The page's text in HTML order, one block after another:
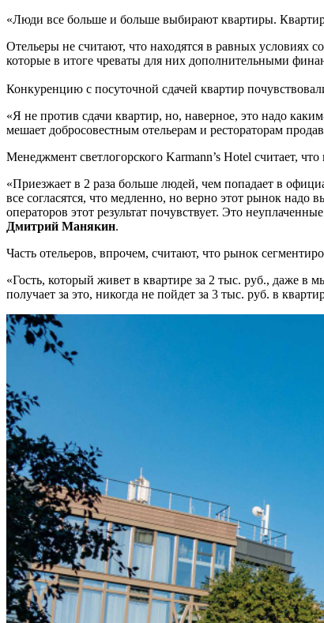
«Люди все больше и больше выбирают квартиры.
Отельеры не считают, что находятся в равных условиях
которые в итоге чреваты для них дополнительными
Конкуренцию с посуточной сдачей квартир
«Я не против сдачи квартир, но, наверное, это надо
мешает добросовестным отельерам и рестораторам
Менеджмент светлогорского Karmann’s Hotel считает,
«Приезжает в 2 раза больше людей, чем попадает в
все согласятся, что медленно, но верно этот рынок надо
операторов этот результат почувствует. Это
Дмитрий Манякин.
Часть отельеров, впрочем, считают, что рынок
«Гость, который живет в квартире за 2 тыс. руб., даже в
получает за это, никогда не пойдет за 3 тыс. руб. в